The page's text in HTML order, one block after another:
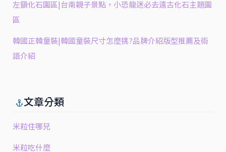
左鎮化石園區|台南親子景點，小恐龍迷必去遠古化石主題園
區
韓國正韓童裝|韓國童裝尺寸怎麼挑?品牌介紹版型推薦及術
語介紹
文章分類
米粒住哪兒
米粒吃什麼